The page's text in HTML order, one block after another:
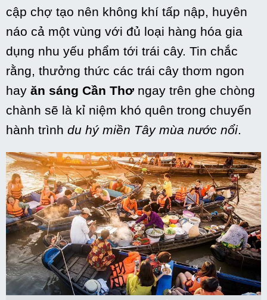
cập chợ tạo nên không khí tấp nập, huyên
náo cả một vùng với đủ loại hàng hóa gia
dụng nhu yếu phẩm tới trái cây. Tin chắc
rằng, thưởng thức các trái cây thơm ngon
hay ăn sáng Cần Thơ ngay trên ghe chòng
chành sẽ là kỉ niệm khó quên trong chuyến
hành trình du hýmiền Tây mùa nước nổi.